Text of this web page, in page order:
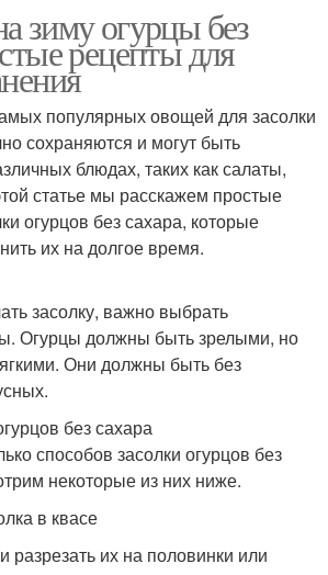
зиму огурцы без
рецепты для
популярных овощей для засолки
сохраняются и могут быть
блюдах, таких как салаты,
статье мы расскажем простые
огурцов без сахара, которые
их на долгое время.
засолку, важно выбрать
Огурцы должны быть зрелыми, но
Они должны быть без
без сахара
способов засолки огурцов без
некоторые из них ниже.
в квасе
их на половинки или